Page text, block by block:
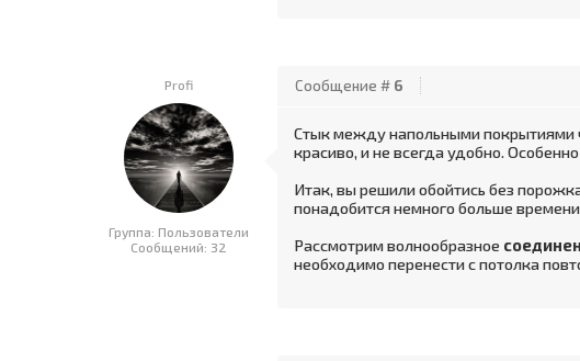
Profi
Группа: Пользователи
Сообщений: 32
Сообщение # 6
Стык между напольными покрытиями
красиво, и не всегда удобно.
Итак, вы решили обойтись без
понадобится немного больше
Рассмотрим волнообразное
необходимо перенести с потолка